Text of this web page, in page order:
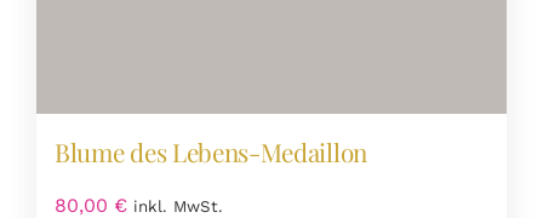
Blume des Lebens-Medaillon
80,00 € inkl. MwSt.